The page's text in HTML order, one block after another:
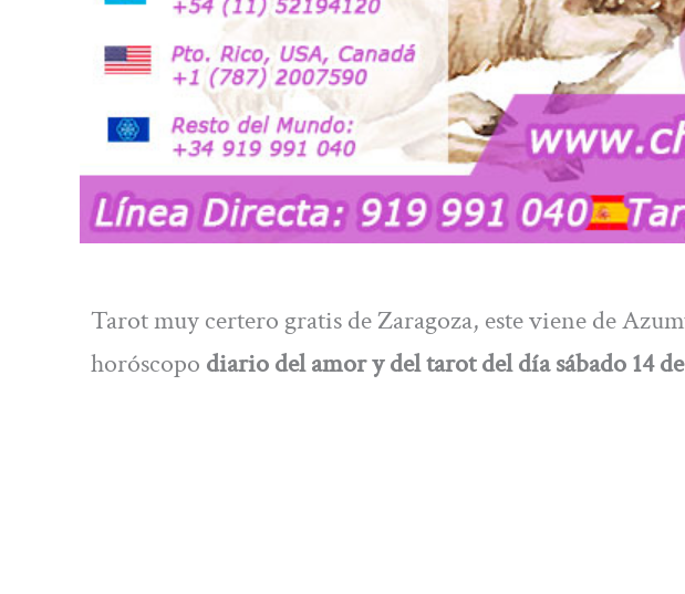
Tarot muy certero gratis de Zaragoza, este viene de
horóscopo diario del amor y del tarot del día sábado 14